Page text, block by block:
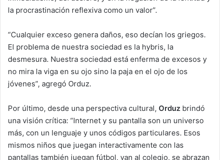
la procrastinación reflexiva como un valor”.
“Cualquier exceso genera daños, eso decían los griegos.
El problema de nuestra sociedad es la hybris, la
desmesura. Nuestra sociedad está enferma de excesos y
no mira la viga en su ojo sino la paja en el ojo de los
jóvenes”, agregó Orduz.
Por último, desde una perspectiva cultural, Orduz brindó
una visión crítica: “Internet y su pantalla son un universo
más, con un lenguaje y unos códigos particulares. Esos
mismos niños que juegan interactivamente con las
pantallas también juegan fútbol, van al colegio, se abrazan